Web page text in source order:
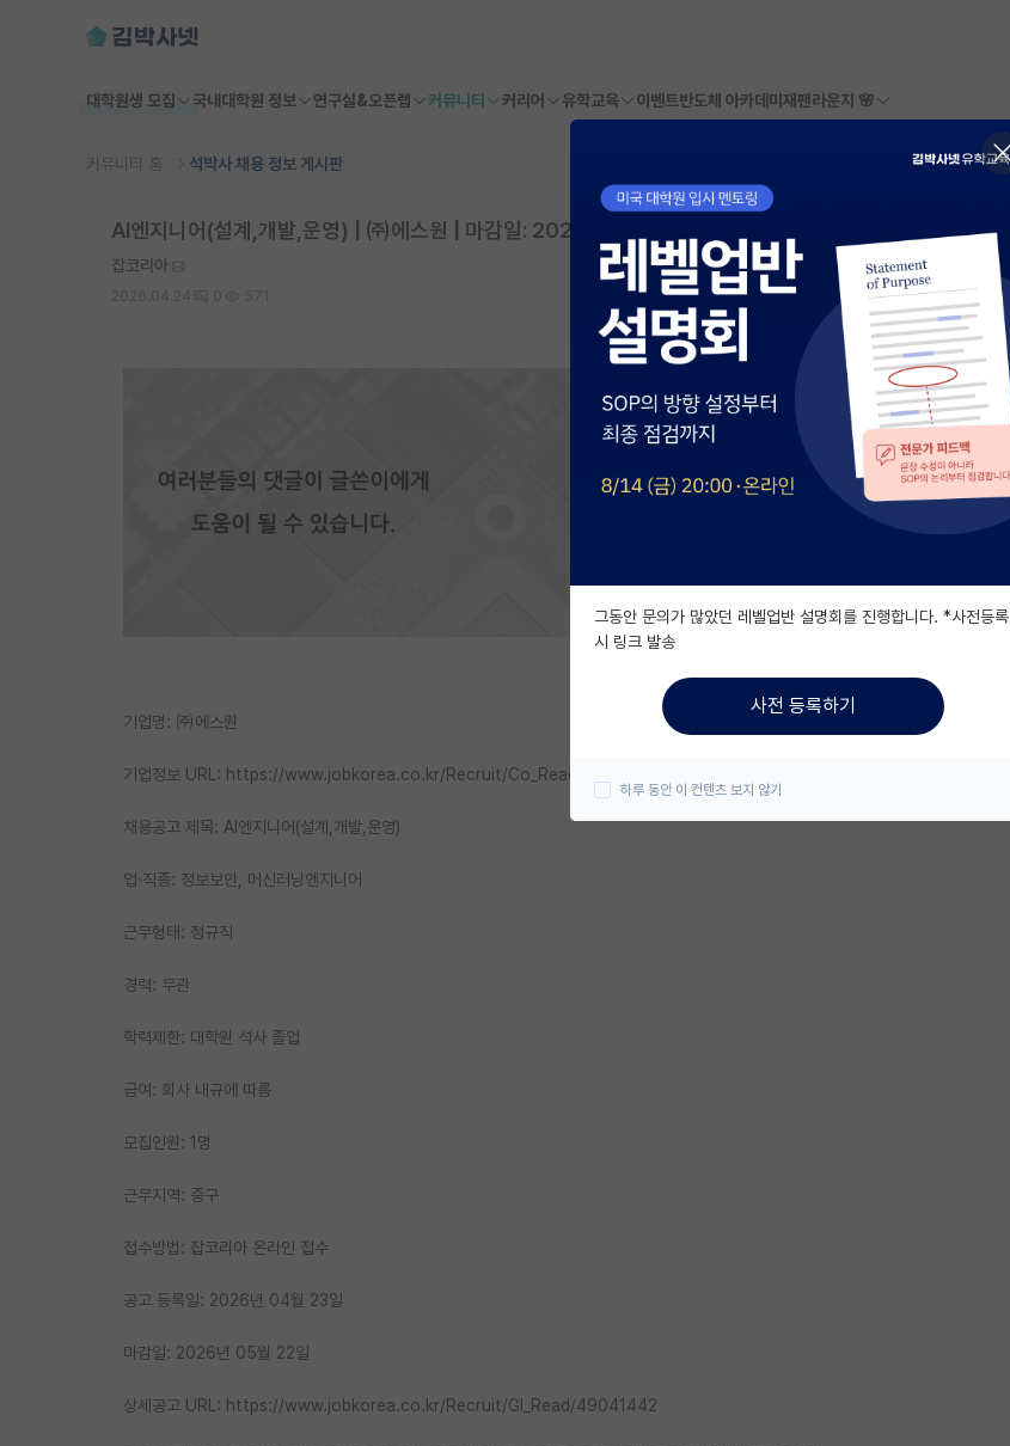
대학원생 모집 국내대학원 정보 연구실&오픈랩 커뮤니티 커리어 유학교육 이벤트반도체 아카데미 재팬라운지 🌸
커뮤니티 홈 석박사 채용 정보 게시판
AI엔지니어(설계,개발,운영) | ㈜에스원 | 마감일: 2026년 05월 22일
잡코리아
스크랩
기업명: ㈜에스원
기업정보 URL: https://www.jobkorea.co.kr/Recruit/Co_Read/C/lotos96
채용공고 제목: AI엔지니어(설계,개발,운영)
업·직종: 정보보안, 머신러닝엔지니어
근무형태: 정규직
경력: 무관
학력제한: 대학원 석사 졸업
급여: 회사 내규에 따름
모집인원: 1명
근무지역: 중구
접수방법: 잡코리아 온라인 접수
공고 등록일: 2026년 04월 23일
마감일: 2026년 05월 22일
상세공고 URL: https://www.jobkorea.co.kr/Recruit/GI_Read/49041442
그동안 문의가 많았던 레벨업반 설명회를 진행합니다. *사전등록
시 링크 발송
사전 등록하기
하루 동안 이 컨텐츠 보지 않기